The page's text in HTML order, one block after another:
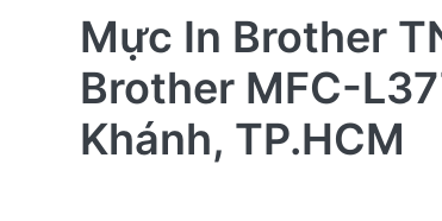
Mực In Brother
Brother MFC-
Khánh, TP.HCM